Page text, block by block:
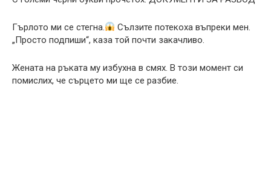
Гърлото ми се стегна.
Сълзите потекоха въпреки мен.
„Просто подпиши“, каза той почти закачливо.
Жената на ръката му избухна в смях. В този момент си
помислих, че сърцето ми ще се разбие.